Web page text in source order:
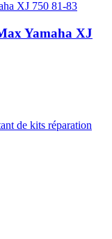
Yamaha XJ
de kits réparation